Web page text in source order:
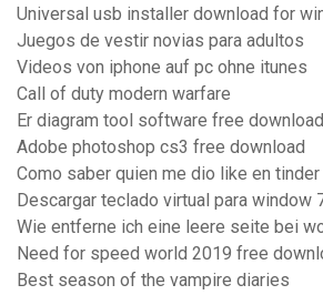
Universal usb installer download for
Juegos de vestir novias para adultos
Videos von iphone auf pc ohne itunes
Call of duty modern warfare
Er diagram tool software free download
Adobe photoshop cs3 free download
Como saber quien me dio like en
Descargar teclado virtual para window
Wie entferne ich eine leere seite bei
Need for speed world 2019 free
Best season of the vampire diaries